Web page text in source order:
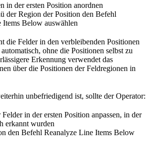
in der ersten Position anordnen
der Region der Position den Befehl
Items Below auswählen
die Felder in den verbleibenden Positionen
ohne die Positionen selbst zu
Erkennung verwendet das
über die Positionen der Feldregionen in
unbefriedigend ist, sollte der Operator:
in der ersten Position anpassen, in der
erkannt wurden
den Befehl Reanalyze Line Items Below